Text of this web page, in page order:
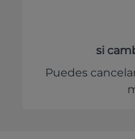
si
Puedes